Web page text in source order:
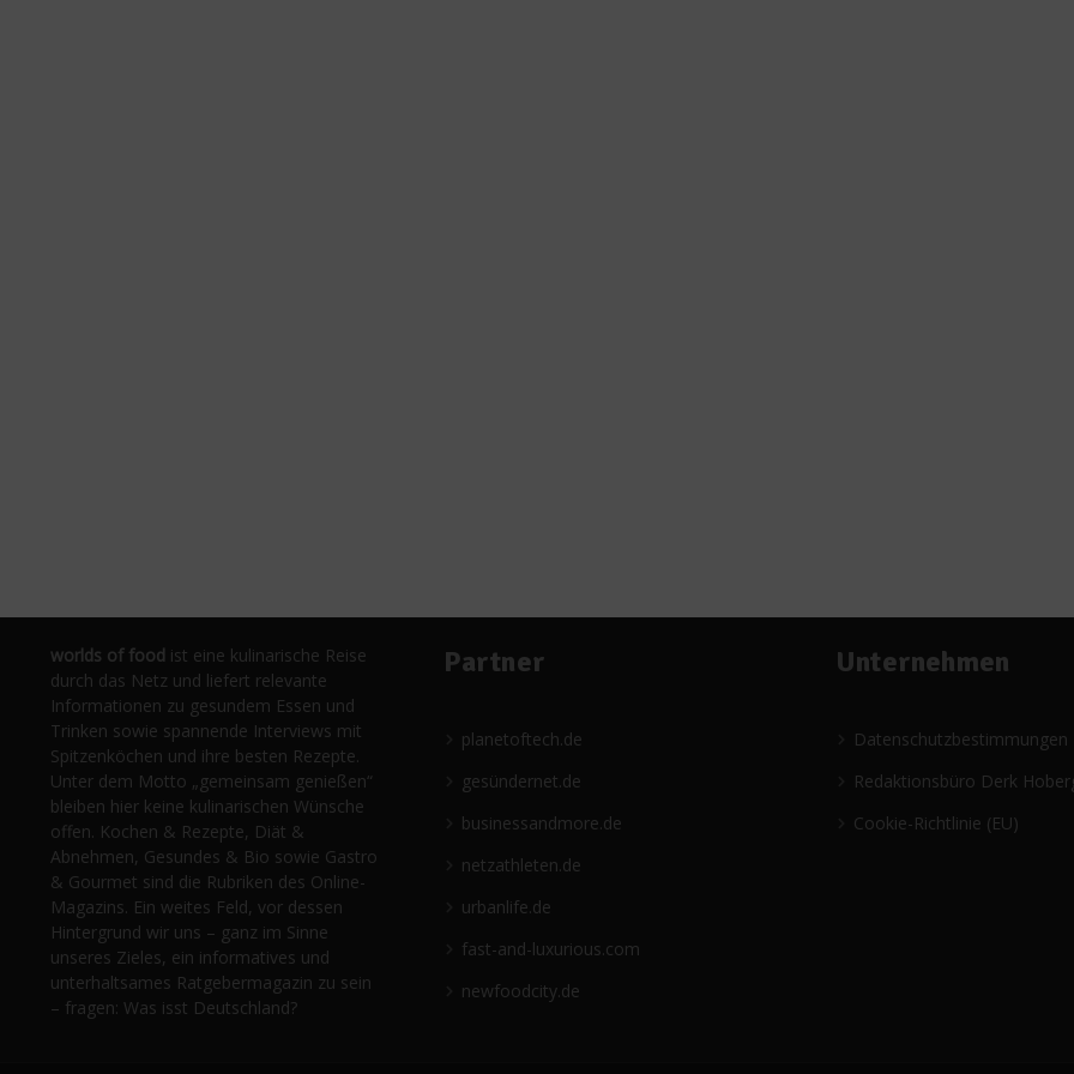
worlds of food ist eine kulinarische Reise
durch das Netz und liefert relevante
Informationen zu gesundem Essen und
Trinken sowie spannende Interviews mit
Spitzenköchen und ihre besten Rezepte.
Unter dem Motto „gemeinsam genießen“
bleiben hier keine kulinarischen Wünsche
offen. Kochen & Rezepte, Diät &
Abnehmen, Gesundes & Bio sowie Gastro
& Gourmet sind die Rubriken des Online-
Magazins. Ein weites Feld, vor dessen
Hintergrund wir uns – ganz im Sinne
unseres Zieles, ein informatives und
unterhaltsames Ratgebermagazin zu sein
– fragen: Was isst Deutschland?
Partner
planetoftech.de
gesündernet.de
businessandmore.de
netzathleten.de
urbanlife.de
fast-and-luxurious.com
newfoodcity.de
Unternehmen
Datenschutzbestimmungen
Redaktionsbüro Derk
Cookie-Richtlinie (EU)